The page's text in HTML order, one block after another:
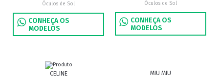
Óculos de Sol
CONHEÇA OS
MODELOS
Óculos de Sol
CONHEÇA OS
MODELOS
CELINE MIU MIU